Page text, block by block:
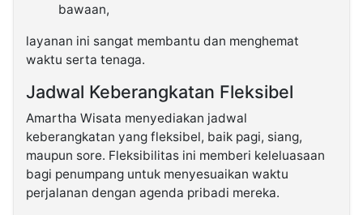
bawaan,
layanan ini sangat membantu dan menghemat
waktu serta tenaga.
Jadwal Keberangkatan Fleksibel
Amartha Wisata menyediakan jadwal
keberangkatan yang fleksibel, baik pagi, siang,
maupun sore. Fleksibilitas ini memberi keleluasaan
bagi penumpang untuk menyesuaikan waktu
perjalanan dengan agenda pribadi mereka.